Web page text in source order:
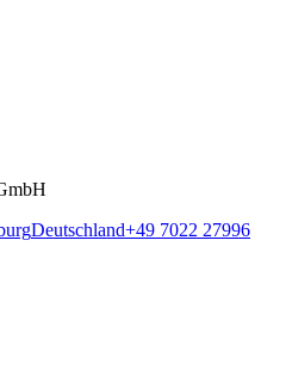
Deutschland+49 7022 27996